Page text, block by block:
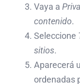
Vaya a
contenido.
Seleccione
sitios.
Aparecerá
ordenadas